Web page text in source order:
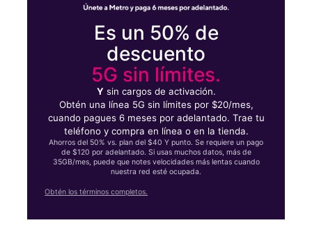
Es un 50% de
descuento
5G sin límites.
Ysin cargos de activación.
Obtén una línea 5G sin límites por $20/mes,
cuando pagues 6 meses por adelantado. Trae tu
teléfono y compra en línea o en la tienda.
Ahorros del 50% vs. plan del $40 Y punto. Se requiere un pago
de $120 por adelantado. Si usas muchos datos, más de
35GB/mes, puede que notes velocidades más lentas cuando
nuestra red esté ocupada.
Obtén los términos completos.